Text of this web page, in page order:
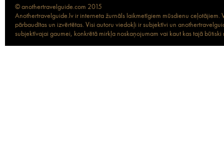
© anothertravelguide.com 2015
Anothertravelguide.lv ir interneta žurnāls laikmetīgiem mūsdienu
pārbaudītas un izvērtētas. Visi autoru viedokļi ir subjektīvi un
subjektīvajai gaumei, konkrētā mirkļa noskaņojumam vai kaut kas tajā